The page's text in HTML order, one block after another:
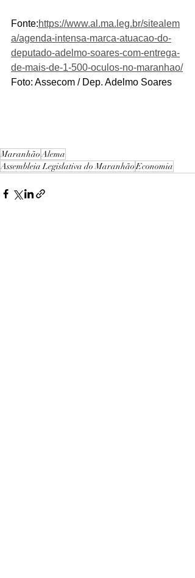
Fonte:https://www.al.ma.leg.br/sitealem
a/agenda-intensa-marca-atuacao-do-
deputado-adelmo-soares-com-entrega-
de-mais-de-1-500-oculos-no-maranhao/
Foto: Assecom / Dep. Adelmo Soares
MaranhãoAlema
Assembleia Legislativa do MaranhãoEconomia